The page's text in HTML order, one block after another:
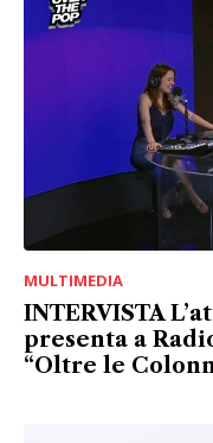
MULTIMEDIA
INTERVISTA
presenta a
“Oltre le